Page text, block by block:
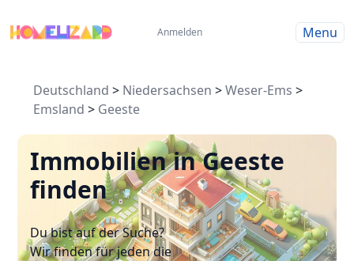
Anmelden Menu
Deutschland > Niedersachsen >Weser-Ems >
Emsland > Geeste
Immobilien in Geeste
finden
Du bist auf der Suche?
Wir finden für jeden die